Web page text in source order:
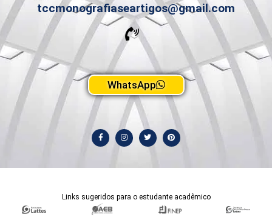
tccmonografiaseartigos@gmail.com
WhatsApp
Links sugeridos para o estudante acadêmico